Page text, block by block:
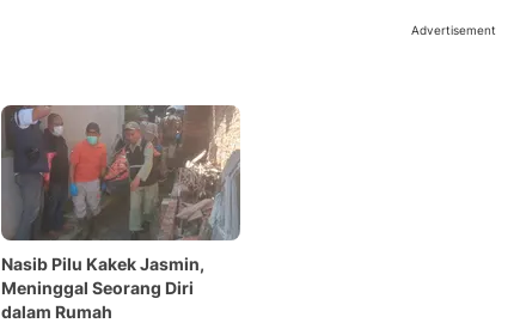
Nasib Pilu Kakek Jasmin,
Meninggal Seorang Diri
dalam Rumah
Advertisement